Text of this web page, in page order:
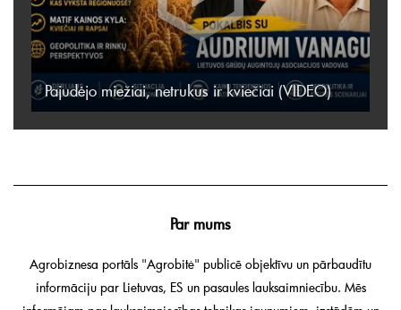
Pajudėjo miežiai, netrukus ir kviečiai (VIDEO)
Par mums
Agrobiznesa portāls "Agrobitė" publicē objektīvu un pārbaudītu
informāciju par Lietuvas, ES un pasaules lauksaimniecību. Mēs